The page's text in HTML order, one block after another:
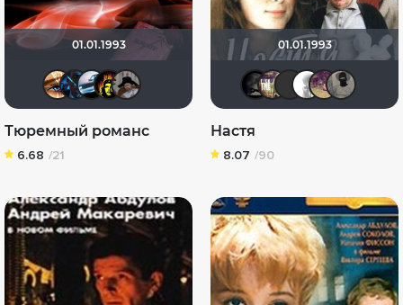
01.01.1993
Наташа ФилТырбырка
Тюремный романс
6.68 /21
01.01.1993
xrockxRusobit
Настя
8.07 /90